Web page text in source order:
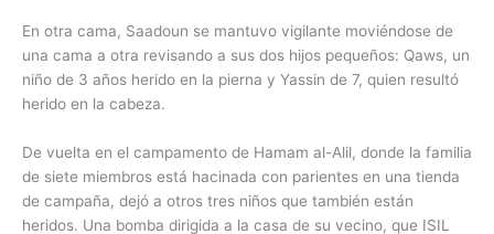
En otra cama, Saadoun se mantuvo vigilante moviéndose de
una cama a otra revisando a sus dos hijos pequeños: Qaws, un
niño de 3 años herido en la pierna y Yassin de 7, quien resultó
herido en la cabeza.
De vuelta en el campamento de Hamam al-Alil, donde la familia
de siete miembros está hacinada con parientes en una tienda
de campaña, dejó a otros tres niños que también están
heridos. Una bomba dirigida a la casa de su vecino, que ISIL